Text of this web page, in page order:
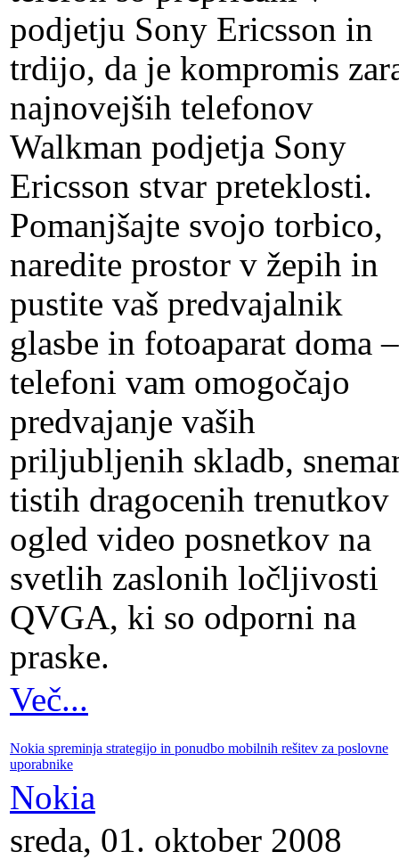
podjetju Sony Ericsson in
trdijo, da je kompromis
najnovejših telefonov
Walkman podjetja Sony
Ericsson stvar preteklosti.
Pomanjšajte svojo torbico,
naredite prostor v žepih in
pustite vaš predvajalnik
glasbe in fotoaparat doma
telefoni vam omogočajo
predvajanje vaših
priljubljenih skladb,
tistih dragocenih trenutkov
ogled video posnetkov na
svetlih zaslonih ločljivosti
QVGA, ki so odporni na
praske.
Več...
Nokia spreminja strategijo in ponudbo mobilnih rešitev za poslovne
uporabnike
Nokia
sreda, 01. oktober 2008